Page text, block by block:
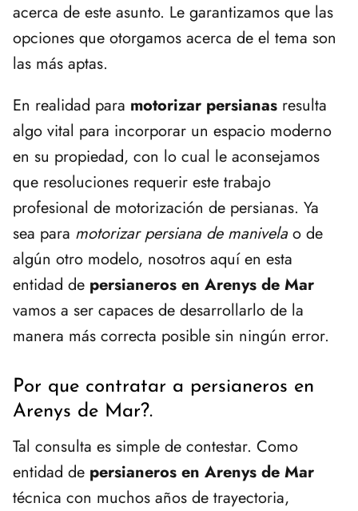
acerca de este asunto. Le garantizamos que las
opciones que otorgamos acerca de el tema son
las más aptas.
En realidad para motorizar persianas resulta
algo vital para incorporar un espacio moderno
en su propiedad, con lo cual le aconsejamos
que resoluciones requerir este trabajo
profesional de motorización de persianas. Ya
sea para motorizar persiana de manivelao de
algún otro modelo, nosotros aquí en esta
entidad de persianeros en Arenys de Mar
vamos a ser capaces de desarrollarlo de la
manera más correcta posible sin ningún error.
Por que contratar a persianeros en
Arenys de Mar?.
Tal consulta es simple de contestar. Como
entidad de persianeros en Arenys de Mar
técnica con muchos años de trayectoria,